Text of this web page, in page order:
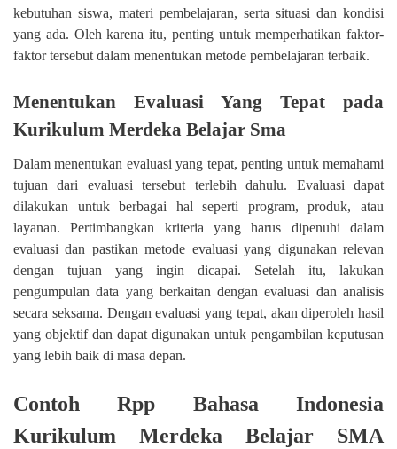
kebutuhan siswa, materi pembelajaran, serta situasi dan kondisi
yang ada. Oleh karena itu, penting untuk memperhatikan faktor-
faktor tersebut dalam menentukan metode pembelajaran terbaik.
Menentukan Evaluasi Yang Tepat pada
Kurikulum Merdeka Belajar Sma
Dalam menentukan evaluasi yang tepat, penting untuk memahami
tujuan dari evaluasi tersebut terlebih dahulu. Evaluasi dapat
dilakukan untuk berbagai hal seperti program, produk, atau
layanan. Pertimbangkan kriteria yang harus dipenuhi dalam
evaluasi dan pastikan metode evaluasi yang digunakan relevan
dengan tujuan yang ingin dicapai. Setelah itu, lakukan
pengumpulan data yang berkaitan dengan evaluasi dan analisis
secara seksama. Dengan evaluasi yang tepat, akan diperoleh hasil
yang objektif dan dapat digunakan untuk pengambilan keputusan
yang lebih baik di masa depan.
Contoh Rpp Bahasa Indonesia
Kurikulum Merdeka Belajar SMA